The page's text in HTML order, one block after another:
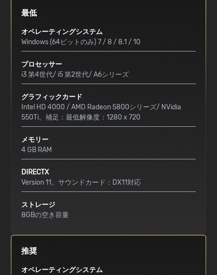
最低
オペレーティングシステム
Windows (64ビットのみ) 7 / 8 / 8.1 / 10
プロセッサー
i3 第4世代/ i5 第2世代/ A6シリーズ
グラフィックカード
Intel HD 4000 / AMD Radeon 5800シリーズ/ NVidia
550Ti。補足：最低解像度：1280 x 720
メモリー
4 GB RAM
DIRECTX
Version 11。サウンドカード：DX11対応
ストレージ
8GBの空き容量
推奨
オペレーティングシステム